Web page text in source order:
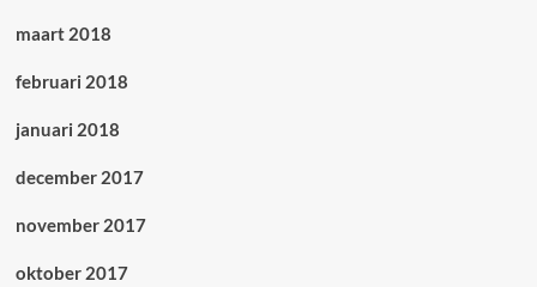
maart 2018
februari 2018
januari 2018
december 2017
november 2017
oktober 2017